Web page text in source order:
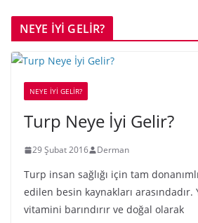
NEYE İYİ GELİR?
NEYE İYİ GELİR?
Turp Neye İyi Gelir?
29 Şubat 2016 Derman
Turp insan sağlığı için tam
edilen besin kaynakları arasındadır.
vitamini barındırır ve doğal olarak